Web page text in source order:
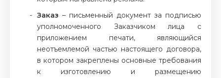
Заказ – письменный документ за подписью
уполномоченного Заказчиком лица с
приложением печати, являющийся
неотъемлемой частью настоящего договора,
в котором закреплены основные требования
к изготовлению и размещению